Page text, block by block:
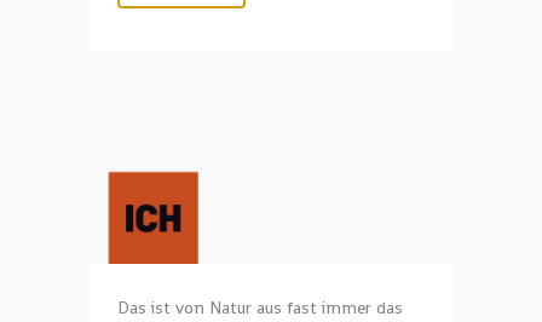
Das ist von Natur aus fast immer das